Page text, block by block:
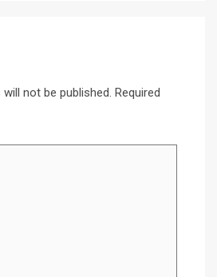
not be published. Required